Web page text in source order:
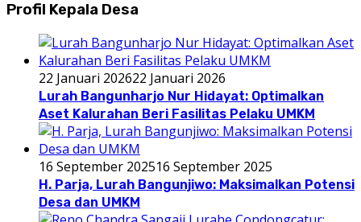
Profil Kepala Desa
22 Januari 202622 Januari 2026
Lurah Bangunharjo Nur Hidayat: Optimalkan
Aset Kalurahan Beri Fasilitas Pelaku UMKM
16 September 202516 September 2025
H. Parja, Lurah Bangunjiwo: Maksimalkan Potensi
Desa dan UMKM